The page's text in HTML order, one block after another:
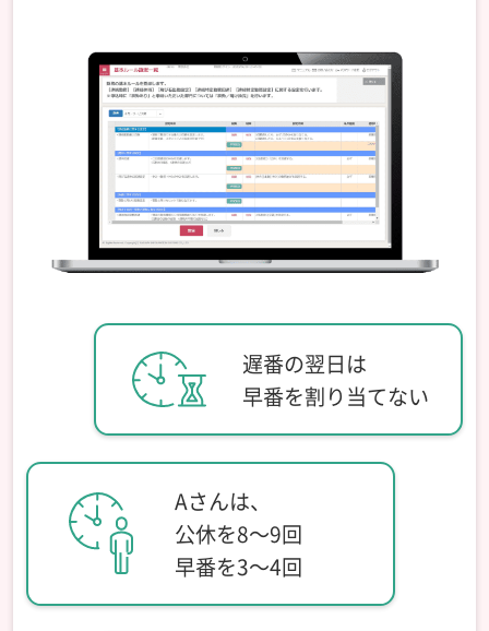
遅番の翌日は
早番を割り当てない
Aさんは、
公休を8～9回
早番を3～4回